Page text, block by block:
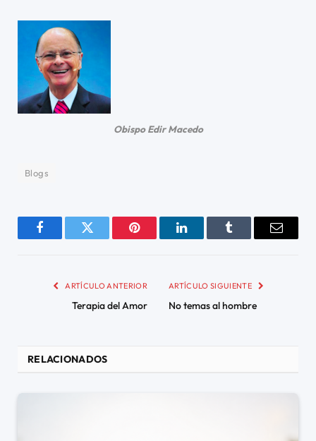
Obispo Edir Macedo
Blogs
FacebookTwitter Pinterest LinkedInTumblr Email
ARTÍCULO ANTERIOR
Terapia del Amor
ARTÍCULO SIGUIENTE
No temas al hombre
RELACIONADOS